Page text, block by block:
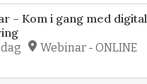
– Kom i gang med digital
Webinar - ONLINE